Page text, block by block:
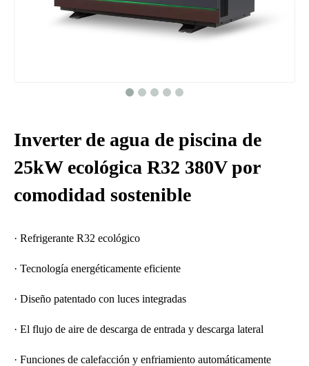
Inverter de agua de piscina de
25kW ecológica R32 380V por
comodidad sostenible
· Refrigerante R32 ecológico
· Tecnología energéticamente eficiente
· Diseño patentado con luces integradas
· El flujo de aire de descarga de entrada y descarga lateral
· Funciones de calefacción y enfriamiento automáticamente